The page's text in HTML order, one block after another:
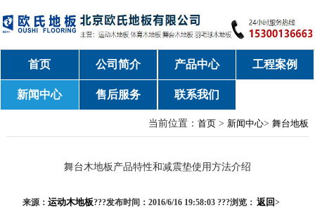
首页 公司简介 产品中心 工程案例
新闻中心 售后服务 联系我们
当前位置：首页 > 新闻中心>舞台地板
舞台木地板产品特性和减震垫使用方法介绍
返回>
来源： 运动木地板???发布时间：2016/6/16 19:58:03 ???浏览：